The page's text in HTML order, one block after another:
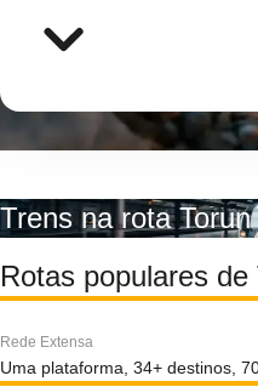
Trens na rota
Rotas populares
Rede Extensa
Uma plataforma, 34+ destinos,